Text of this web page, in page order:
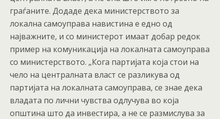
граѓаните. Додаде дека министерството за
локална самоуправа навистина е едно од
најважните, и со министерот имаат добар редок
пример на комуникација на локалната самоуправа
со министерството. „Кога партијата која стои на
чело на централната власт се разликува од
партијата на локалната самоуправа, се знае дека
владата по лични чувства одлучува во која
општина што да инвестира, а не се размислува за